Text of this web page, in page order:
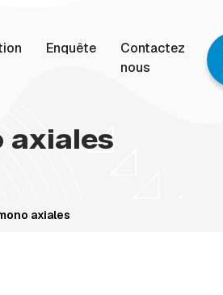
Enquête
Contactez
nous
axiales
axiales